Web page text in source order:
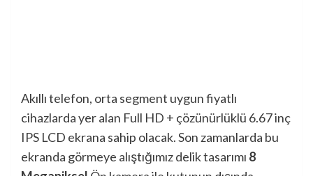
Akıllı telefon, orta segment uygun fiyatlı
cihazlarda yer alan Full HD + çözünürlüklü 6.67 inç
IPS LCD ekrana sahip olacak. Son zamanlarda bu
ekranda görmeye alıştığımız delik tasarımı 8